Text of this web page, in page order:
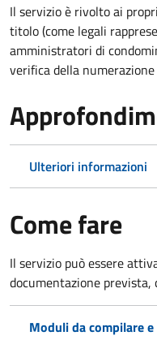
Il servizio è rivolto ai
titolo (come legali
amministratori di
verifica della
Ulteriori informazioni
Come fare
Il servizio può essere
documentazione prevista,
Moduli da compilare